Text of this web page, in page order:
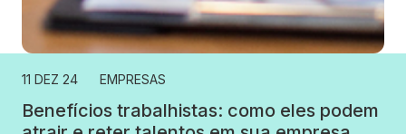
11 DEZ 24 EMPRESAS
Benefícios trabalhistas: como eles podem